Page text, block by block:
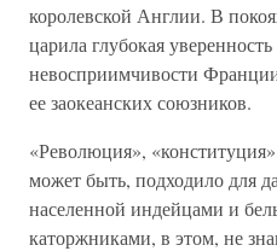
королевской Англии. В
царила глубокая
невосприимчивости
ее заокеанских союзников.
«Революция»,
может быть, подходило для
населенной индейцами и
каторжниками, в этом, не